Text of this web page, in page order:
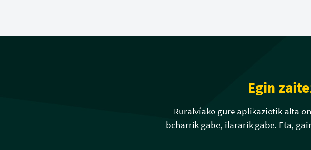
Egin
Ruralvíako gure aplikaziotik alta
beharrik gabe, ilararik gabe. Eta,